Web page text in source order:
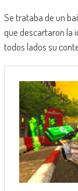
Se trataba de un
que descartaron la
todos lados su